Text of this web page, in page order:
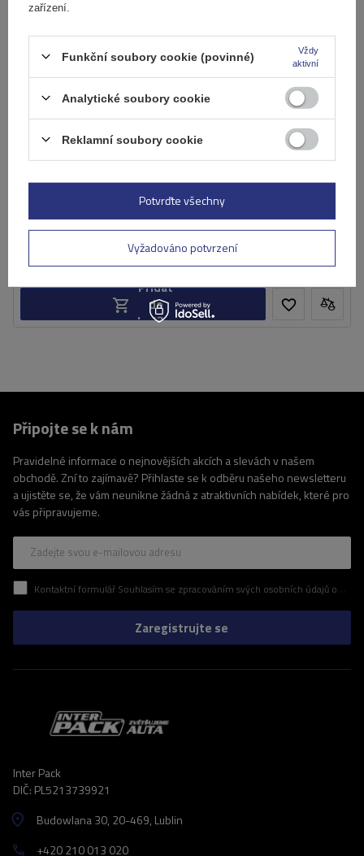
Elektrokolo Peruzzo Firenze 2 - nosič kol na zadní
výklopné dveře
5 229,00 Kčs DPH
Produkt dostupný ve velkém množství
Již nyní zašleme11. srpna
Přidat
do
košíku
Připojte se k nám
Pravidelné informace o nejnovějších akcích a slevách v našem
obchodě. Zní to zajímavě? Přihlaste se k odběru našeho newsletteru
a ujistěte se, že vám neunikne žádná z atraktivních nabídek, které pro
vás připravujeme.
Zadejte svou e-mailovou adresu
Kontaktní formulář Souhlasím se zpracováním svých osobních údajů obsažených v kontaktním formuláři v souladu s nařízením Evropského parlamentu a Rady (EU)
Zaregistrujte se
Inter Pack
DIČ: PL5213739921
Budowlana 30, 20-469, Lublin
+420 210 013 020
zařízení.
Funkční soubory cookie (povinné)
Vždy
aktivní
Analytické soubory cookie
Reklamní soubory cookie
Vyžadováno potvrzení
Potvrďte všechny